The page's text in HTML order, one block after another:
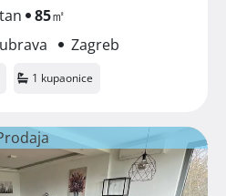
85㎡
Zagreb
1 kupaonice